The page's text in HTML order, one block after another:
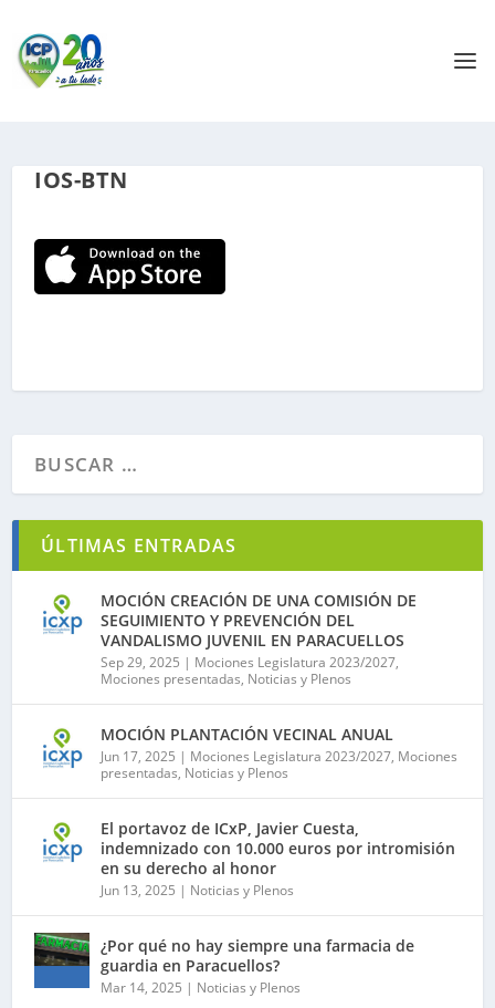
IOS-BTN
ÚLTIMAS ENTRADAS
MOCIÓN CREACIÓN DE UNA COMISIÓN DE
SEGUIMIENTO Y PREVENCIÓN DEL
VANDALISMO JUVENIL EN PARACUELLOS
Sep 29, 2025 | Mociones Legislatura 2023/2027,
Mociones presentadas, Noticias y Plenos
MOCIÓN PLANTACIÓN VECINAL ANUAL
Jun 17, 2025 | Mociones Legislatura 2023/2027, Mociones
presentadas, Noticias y Plenos
El portavoz de ICxP, Javier Cuesta,
indemnizado con 10.000 euros por intromisión
en su derecho al honor
Jun 13, 2025 | Noticias y Plenos
¿Por qué no hay siempre una farmacia de
guardia en Paracuellos?
Mar 14, 2025 | Noticias y Plenos